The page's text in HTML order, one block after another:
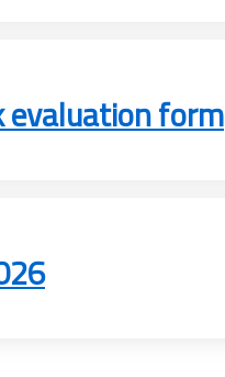
evaluation form